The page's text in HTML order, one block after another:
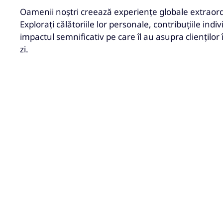
Oamenii noștri creează experiențe globale
Explorați călătoriile lor personale, contribuțiile
impactul semnificativ pe care îl au asupra clienților
zi.